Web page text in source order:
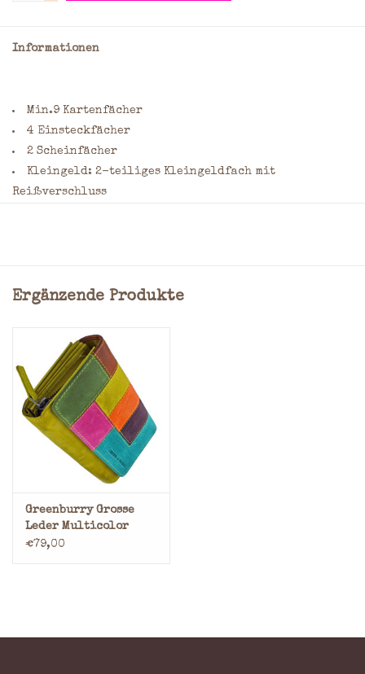
Informationen
Min.9 Kartenfächer
4 Einsteckfächer
2 Scheinfächer
Kleingeld: 2-teiliges Kleingeldfach mit
Reißverschluss
Ergänzende Produkte
Greenburry Grosse
Leder Multicolor
Damen Geldbörse
€79,00